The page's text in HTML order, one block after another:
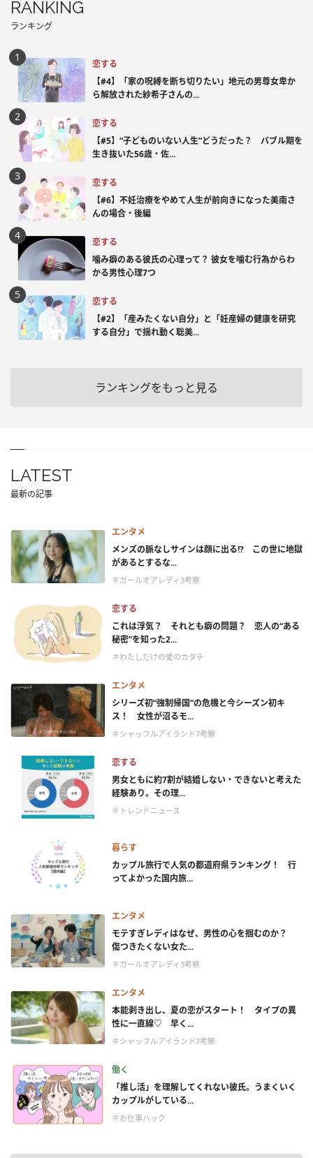
RANKING
ランキング
恋する
【#4】「家の呪縛を断ち切りたい」地元の男尊女卑か
ら解放された紗希子さんの...
恋する
【#5】“子どものいない人生”どうだった？ バブル期を
生き抜いた56歳・佐...
恋する
【#6】不妊治療をやめて人生が前向きになった美南さ
んの場合・後編
恋する
噛み癖のある彼氏の心理って？ 彼女を噛む行為からわ
かる男性心理7つ
恋する
【#2】「産みたくない自分」と「妊産婦の健康を研究
する自分」で揺れ動く聡美...
ランキングをもっと見る
LATEST
最新の記事
エンタメ
メンズの脈なしサインは顔に出る!? この世に地獄
があるとするな...
＃ガールオアレディ3考察
恋する
これは浮気？ それとも癖の問題？ 恋人の“ある
秘密”を知った2...
＃わたしだけの愛のカタチ
エンタメ
シリーズ初“強制帰国”の危機と今シーズン初キ
ス！ 女性が沼るモ...
＃シャッフルアイランド7考察
恋する
男女ともに約7割が結婚しない・できないと考えた
経験あり。その理...
＃トレンドニュース
暮らす
カップル旅行で人気の都道府県ランキング！ 行
ってよかった国内旅...
エンタメ
モテすぎレディはなぜ、男性の心を掴むのか？
傷つきたくない女た...
＃ガールオアレディ3考察
エンタメ
本能剥き出し、夏の恋がスタート！ タイプの異
性に一直線♡ 早く...
＃シャッフルアイランド7考察
働く
「推し活」を理解してくれない彼氏。うまくいく
カップルがしている...
＃お仕事ハック